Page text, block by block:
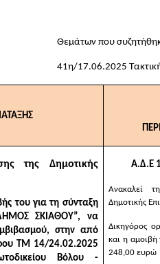
Θεμάτων που
41η/17.06.2025
της Δημοτικής
τουγια τη σύνταξη
ΣΚΙΑΘΟΥ”, να
στην από
ΤΜ 14/24.02.2025
Βόλου -
Α.Δ.Ε
Ανακαλεί
Δημοτικής
Δικηγόρος
και η αμοιβή
248,00 ευρώ